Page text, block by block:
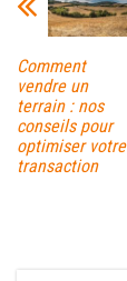
Comment
vendre un
terrain : nos
conseils pour
optimiser votre
transaction